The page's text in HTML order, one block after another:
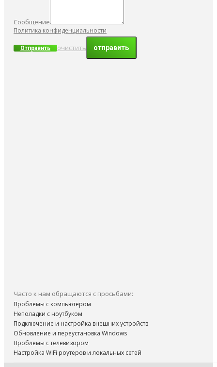
Сообщение
Политика конфиденциальности
Отправить очистить
Часто к нам обращаются с просьбами:
Проблемы с компьютером
Неполадки с ноутбуком
Подключение и настройка внешних устройств
Обновление и переустановка Windows
Проблемы с телевизором
Настройка WiFi роутеров и локальных сетей